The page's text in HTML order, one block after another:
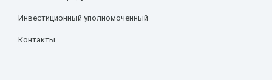
Инвестиционный уполномоченный
Контакты